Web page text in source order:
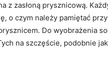
z zasłoną prysznicową.
o czym należy pamiętać
Do wyobrażenia
na szczęście, podobnie